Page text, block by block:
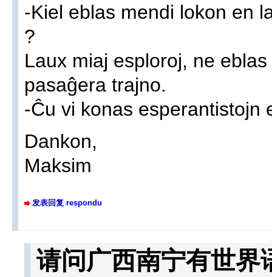
-Kiel eblas mendi lokon en
?
Laux miaj esploroj, ne
pasaĝera trajno.
-Ĉu vi konas esperantistojn
Dankon,
Maksim
发表回复 respondu
请问广西南宁有世